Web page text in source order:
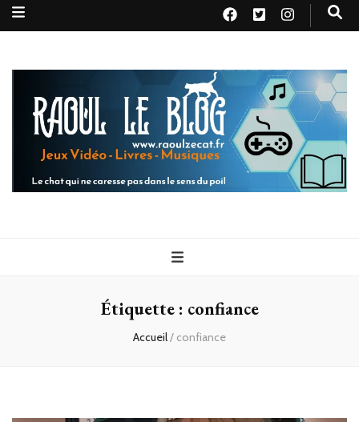
Raoul le
blog
Étiquette : confiance
Accueil/ confiance